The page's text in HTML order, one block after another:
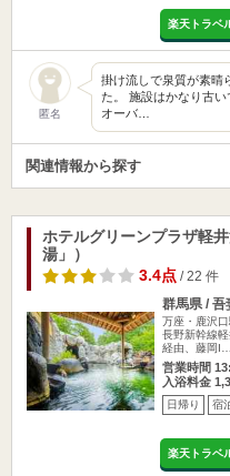
楽天トラベ
匿名
掛け流しで泉質が素晴
た。 施設はかなり古
オーバ…
関連情報から探す
ホテルグリーンプラザ軽
湯」）
3.4点/ 22 件
群馬県 / 吾
万座・鹿沢
長野新幹線
経由、藤岡I…
営業時間
入浴料金
日帰り 宿
楽天トラベ